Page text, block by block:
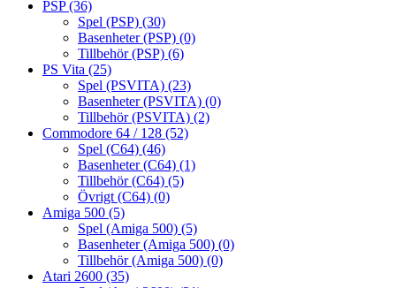
PSP(36)
Spel (PSP) (30)
Basenheter (PSP) (0)
Tillbehör (PSP) (6)
PS Vita (25)
Spel (PSVITA) (23)
Basenheter (PSVITA) (0)
Tillbehör (PSVITA) (2)
Commodore 64 / 128 (52)
Spel (C64) (46)
Basenheter (C64) (1)
Tillbehör (C64) (5)
Övrigt (C64) (0)
Amiga 500 (5)
Spel (Amiga 500) (5)
Basenheter (Amiga 500) (0)
Tillbehör (Amiga 500) (0)
Atari 2600 (35)